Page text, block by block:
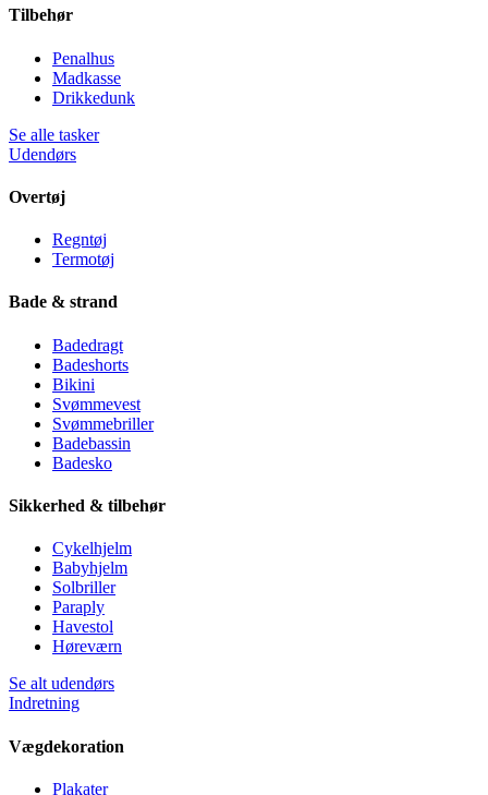
Tilbehør
Penalhus
Madkasse
Drikkedunk
Se alle tasker
Udendørs
Overtøj
Regntøj
Termotøj
Bade & strand
Badedragt
Badeshorts
Bikini
Svømmevest
Svømmebriller
Badebassin
Badesko
Sikkerhed & tilbehør
Cykelhjelm
Babyhjelm
Solbriller
Paraply
Havestol
Høreværn
Se alt udendørs
Indretning
Vægdekoration
Plakater